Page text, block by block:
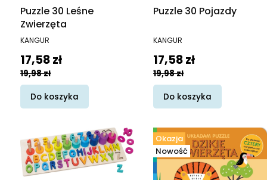
Puzzle 30 Leśne
Zwierzęta
PRODUCENT
KANGUR
Cena promocyjna
17,58 zł
19,98 zł
Do koszyka
Puzzle 30 Pojazdy
PRODUCENT
KANGUR
Cena promocyjna
17,58 zł
19,98 zł
Do koszyka
Okazja
Nowość